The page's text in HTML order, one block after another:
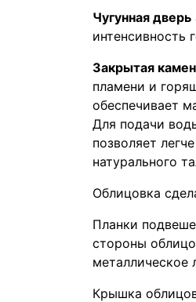
Чугунная дверь
интенсивность
Закрытая
пламени и
обеспечивает
Для подачи
позволяет
натурального
Облицовка
Планки
стороны
Крышка